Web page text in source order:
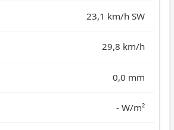
23,1 km/h SW
29,8 km/h
0,0 mm
- W/m²